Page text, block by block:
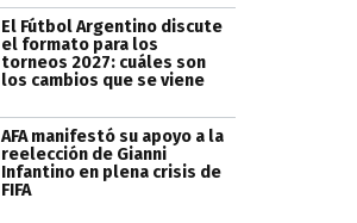
El Fútbol Argentino discute
el formato para los
torneos 2027: cuáles son
los cambios que se viene
AFA manifestó su apoyo a la
reelección de Gianni
Infantino en plena crisis de
FIFA